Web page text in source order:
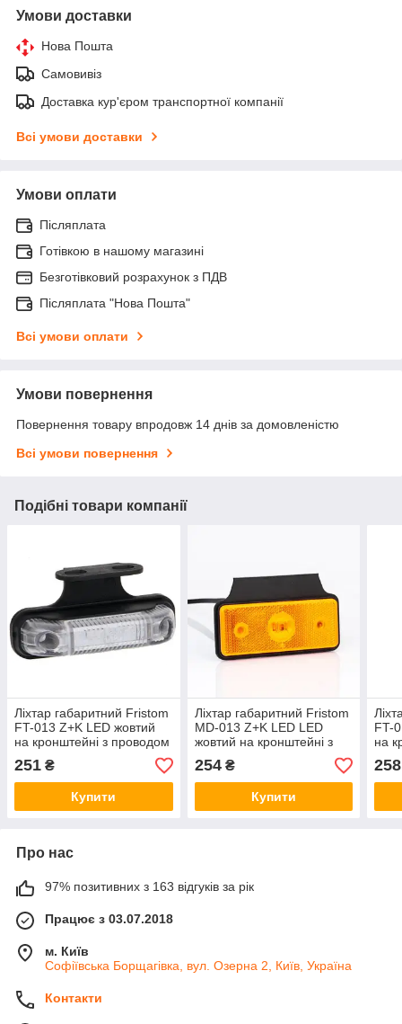
Умови доставки
Нова Пошта
Самовивіз
Доставка кур'єром транспортної компанії
Всі умови доставки
Умови оплати
Післяплата
Готівкою в нашому магазині
Безготівковий розрахунок з ПДВ
Післяплата "Нова Пошта"
Всі умови оплати
Умови повернення
Повернення товару впродовж 14 днів за домовленістю
Всі умови повернення
Подібні товари компанії
Ліхтар габаритний Fristom
FT-013 Z+K LED жовтий
на кронштейні з проводом
251 ₴
Купити
Ліхтар габаритний Fristom
MD-013 Z+K LED LED
жовтий на кронштейні з
проводом
254₴
Купити
FT-
на
258
Про нас
97% позитивних з 163 відгуків за рік
Працює з 03.07.2018
м. Київ
Софіївська Борщагівка, вул. Озерна 2, Київ, Україна
Контакти